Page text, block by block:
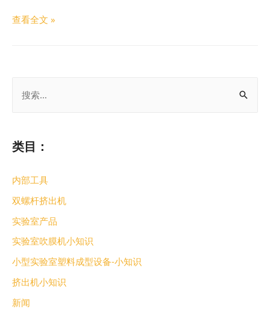
类目：
内部工具
双螺杆挤出机
实验室产品
实验室吹膜机小知识
小型实验室塑料成型设备-小知识
挤出机小知识
新闻
查看全文 »